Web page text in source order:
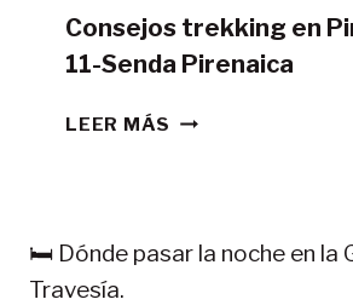
Consejos trekking en
11-Senda Pirenaica
LEER MÁS CONSEJOS
11-
🛏️ Dónde pasar la noche en la
Travesía.